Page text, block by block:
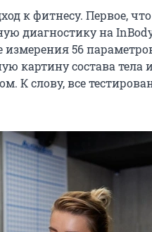
к фитнесу. Первое,
диагностику на
измерения 56
картину состава тела
К слову, все